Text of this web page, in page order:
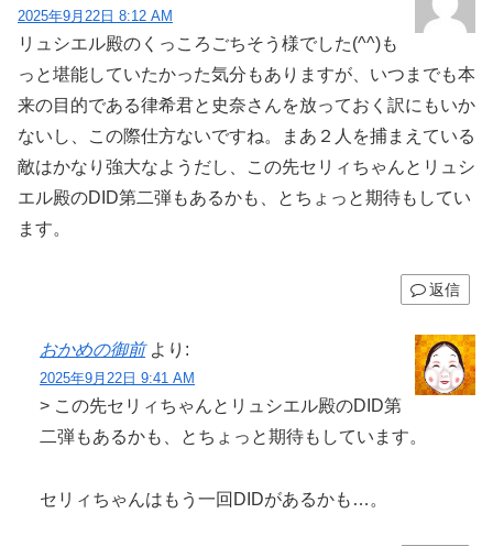
2025年9月22日 8:12 AM
リュシエル殿のくっころごちそう様でした(⁠^⁠^⁠)も
っと堪能していたかった気分もありますが、いつまでも本
来の目的である律希君と史奈さんを放っておく訳にもいか
ないし、この際仕方ないですね。まあ２人を捕まえている
敵はかなり強大なようだし、この先セリィちゃんとリュシ
エル殿のDID第二弾もあるかも、とちょっと期待もしてい
ます。
返信
おかめの御前 より:
2025年9月22日 9:41 AM
> この先セリィちゃんとリュシエル殿のDID第
二弾もあるかも、とちょっと期待もしています。
セリィちゃんはもう一回DIDがあるかも…。